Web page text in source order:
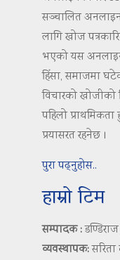
सञ्चालित अनलाइन
लागि खोज
भएको यस
हिंसा, समाजमा
विचारको खोजीको
पहिलो
प्रयासरत रहनेछ ।
पुरा पढ्नुहोस..
हाम्रो टिम
सम्पादक :
व्यवस्थापक:सरिता